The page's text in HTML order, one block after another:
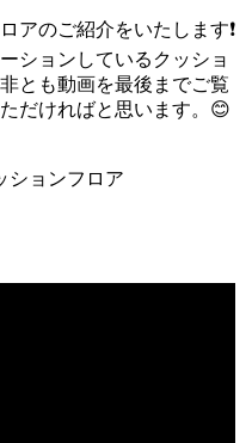
アのご紹介をいたします❗
ションしているクッショ
とも動画を最後までご覧
だければと思います。😊
ションフロア